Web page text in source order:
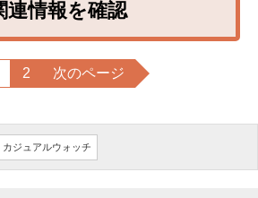
連情報を確認
2 次のページ
カジュアルウォッチ